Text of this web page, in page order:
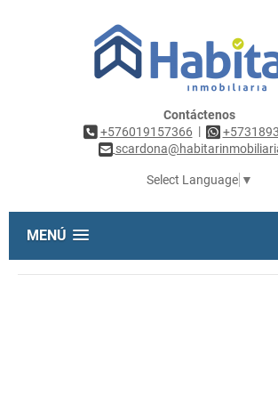
Contáctenos
+576019157366 |
Select Language ▼
MENÚ